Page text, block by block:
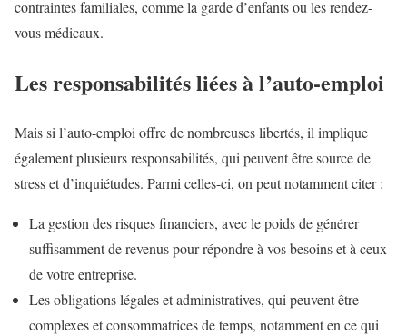
contraintes familiales, comme la garde d’enfants ou les rendez-
vous médicaux.
Les responsabilités liées à l’auto-emploi
Mais si l’auto-emploi offre de nombreuses libertés, il implique
également plusieurs responsabilités, qui peuvent être source de
stress et d’inquiétudes. Parmi celles-ci, on peut notamment citer :
La gestion des risques financiers, avec le poids de générer
suffisamment de revenus pour répondre à vos besoins et à ceux
de votre entreprise.
Les obligations légales et administratives, qui peuvent être
complexes et consommatrices de temps, notamment en ce qui